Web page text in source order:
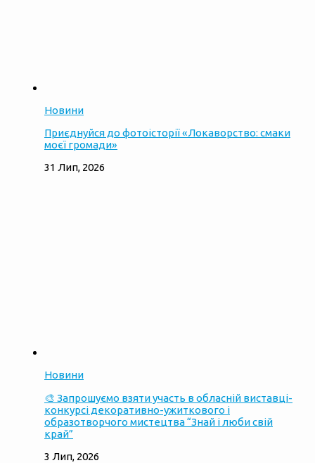
Новини
Приєднуйся до фотоісторії «Локаворство: смаки
моєї громади»
31 Лип, 2026
Новини
🎨 Запрошуємо взяти участь в обласній виставці-
конкурсі декоративно-ужиткового і
образотворчого мистецтва “Знай і люби свій
край”
3 Лип, 2026